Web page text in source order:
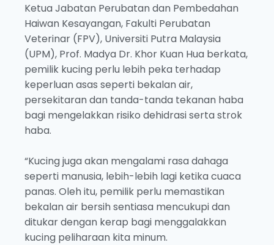
Ketua Jabatan Perubatan dan Pembedahan
Haiwan Kesayangan, Fakulti Perubatan
Veterinar (FPV), Universiti Putra Malaysia
(UPM), Prof. Madya Dr. Khor Kuan Hua berkata,
pemilik kucing perlu lebih peka terhadap
keperluan asas seperti bekalan air,
persekitaran dan tanda-tanda tekanan haba
bagi mengelakkan risiko dehidrasi serta strok
haba.
“Kucing juga akan mengalami rasa dahaga
seperti manusia, lebih-lebih lagi ketika cuaca
panas. Oleh itu, pemilik perlu memastikan
bekalan air bersih sentiasa mencukupi dan
ditukar dengan kerap bagi menggalakkan
kucing peliharaan kita minum.